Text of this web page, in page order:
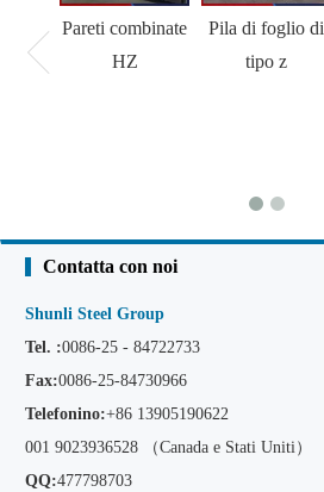
Pareti combinate
HZ
Pila di foglio di
tipo z
Contatta con noi
Shunli Steel Group
Tel. :0086-25 - 84722733
Fax:0086-25-84730966
Telefonino:+86 13905190622
001 9023936528 （Canada e Stati Uniti）
QQ:477798703